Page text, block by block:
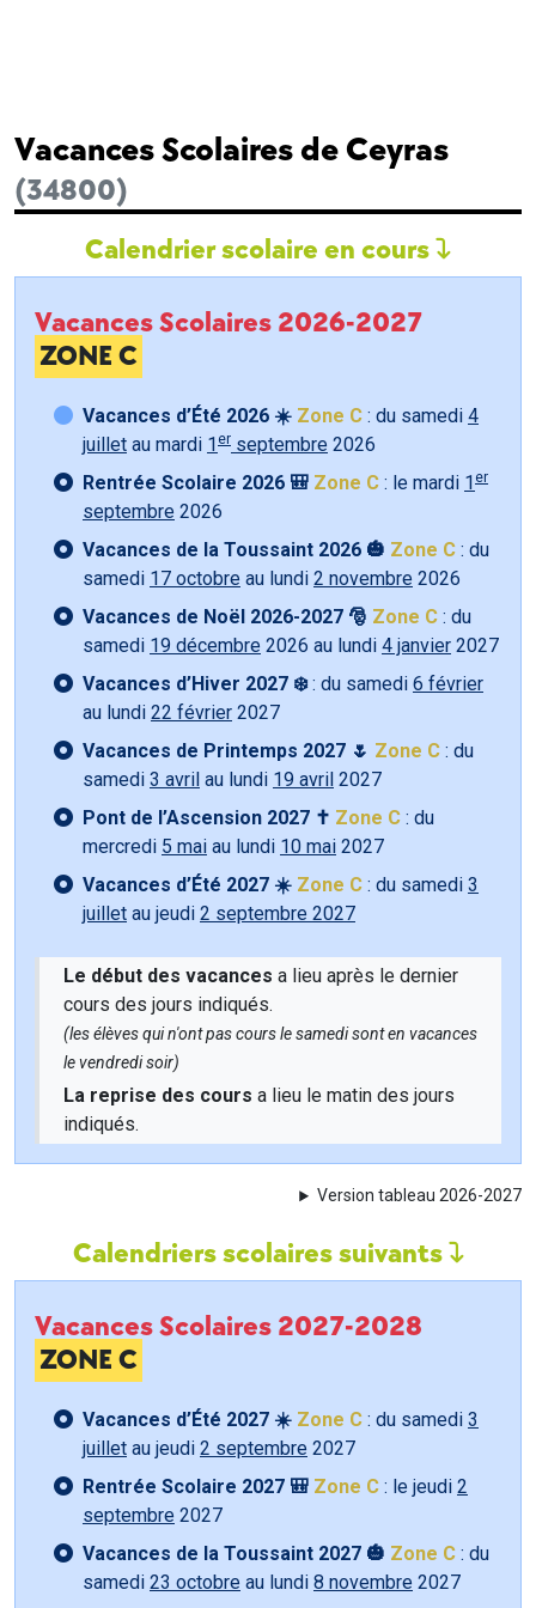
Vacances Scolaires de Ceyras
(34800)
Calendrier scolaire en cours
Vacances Scolaires 2026-2027
ZONE C
Vacances d’Été 2026 ☀️ Zone C : du samedi 4
juillet au mardi 1 er septembre 2026
Rentrée Scolaire 2026 🎒 Zone C : le mardi 1 er
septembre 2026
Vacances de la Toussaint 2026 🎃 Zone C : du
samedi 17 octobre au lundi 2 novembre 2026
Vacances de Noël 2026-2027 🎅 Zone C : du
samedi 19 décembre 2026 au lundi 4 janvier 2027
Vacances d’Hiver 2027 ❄️: du samedi 6 février
au lundi 22 février 2027
Vacances de Printemps 2027 🌷 Zone C : du
samedi 3 avril au lundi 19 avril 2027
Pont de l’Ascension 2027 ✝️ Zone C : du
mercredi 5 mai au lundi 10 mai 2027
Vacances d’Été 2027 ☀️ Zone C : du samedi 3
juillet au jeudi 2 septembre 2027
Le début des vacances a lieu après le dernier
cours des jours indiqués.
(les élèves qui n'ont pas cours le samedi sont en vacances
le vendredi soir)
La reprise des cours a lieu le matin des jours
indiqués.
Version tableau 2026-2027
Calendriers scolaires suivants
Vacances Scolaires 2027-2028
ZONE C
Vacances d’Été 2027 ☀️ Zone C : du samedi 3
juillet au jeudi 2 septembre 2027
Rentrée Scolaire 2027 🎒 Zone C : le jeudi 2
septembre 2027
Vacances de la Toussaint 2027 🎃 Zone C : du
samedi 23 octobre au lundi 8 novembre 2027